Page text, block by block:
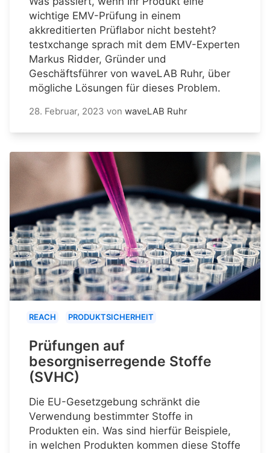
wichtige EMV-Prüfung in einem
akkreditierten Prüflabor nicht besteht?
testxchange sprach mit dem EMV-Experten
Markus Ridder, Gründer und
Geschäftsführer von waveLAB Ruhr, über
mögliche Lösungen für dieses Problem.
28. Februar, 2023 von waveLAB Ruhr
REACH PRODUKTSICHERHEIT
Prüfungen auf
besorgniserregende Stoffe
(SVHC)
Die EU-Gesetzgebung schränkt die
Verwendung bestimmter Stoffe in
Produkten ein. Was sind hierfür Beispiele,
in welchen Produkten kommen diese Stoffe